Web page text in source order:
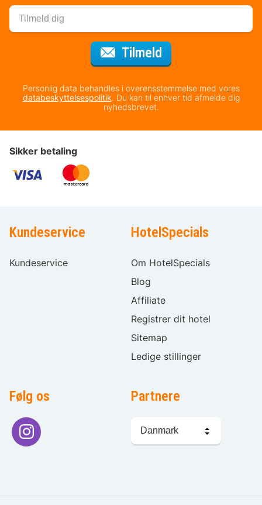
Tilmeld
Personlig data behandles i overensstemmelse med vores
databeskyttelsespolitik. Du kan til enhver tid afmelde dig
nyhedsbrevet.
Sikker betaling
Kundeservice
Kundeservice
HotelSpecials
Om HotelSpecials
Blog
Affiliate
Registrer dit hotel
Sitemap
Ledige stillinger
Følg os Partnere